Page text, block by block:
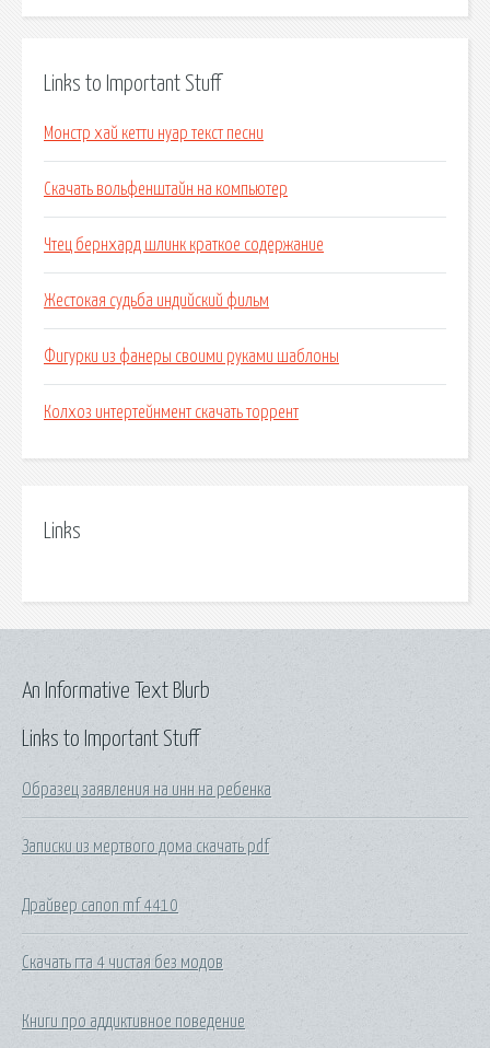
Links to Important Stuff
Монстр хай кетти нуар текст песни
Скачать вольфенштайн на компьютер
Чтец бернхард шлинк краткое содержание
Жестокая судьба индийский фильм
Фигурки из фанеры своими руками шаблоны
Колхоз интертейнмент скачать торрент
Links
Links to Important Stuff
Образец заявления на инн на ребенка
Записки из мертвого дома скачать pdf
Драйвер canon mf 4410
Скачать гта 4 чистая без модов
Книги про аддиктивное поведение
An Informative Text Blurb